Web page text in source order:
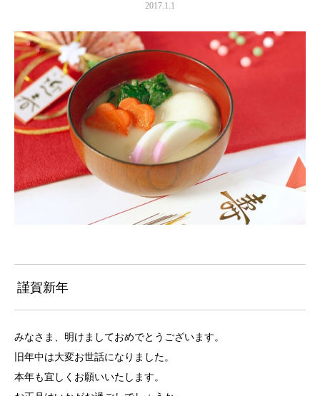
2017.1.1
謹賀新年
みなさま、明けましておめでとうございます。
旧年中は大変お世話になりました。
本年も宜しくお願いいたします。